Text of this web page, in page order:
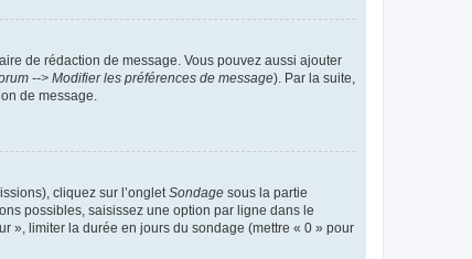
de rédaction de message. Vous pouvez aussi ajouter
--> Modifier les préférences de message). Par la suite,
de message.
cliquez sur l’onglet Sondage sous la partie
possibles, saisissez une option par ligne dans le
», limiter la durée en jours du sondage (mettre « 0 » pour